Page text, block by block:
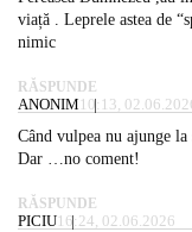
viață . Leprele astea de
nimic
RĂSPUNDE
ANONIM 10:13,
Când vulpea nu ajunge
Dar …no coment!
RĂSPUNDE
PICIU16:24, 02.06.2026